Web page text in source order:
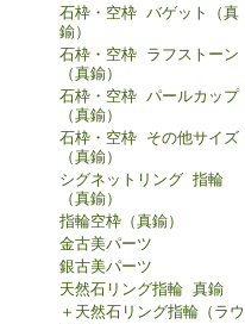
石枠・空枠 バゲット（真
鍮）
石枠・空枠 ラフストーン
（真鍮）
石枠・空枠 パールカップ
（真鍮）
石枠・空枠 その他サイズ
（真鍮）
シグネットリング 指輪
（真鍮）
指輪空枠（真鍮）
金古美パーツ
銀古美パーツ
天然石リング指輪 真鍮
＋天然石リング指輪（ラウ